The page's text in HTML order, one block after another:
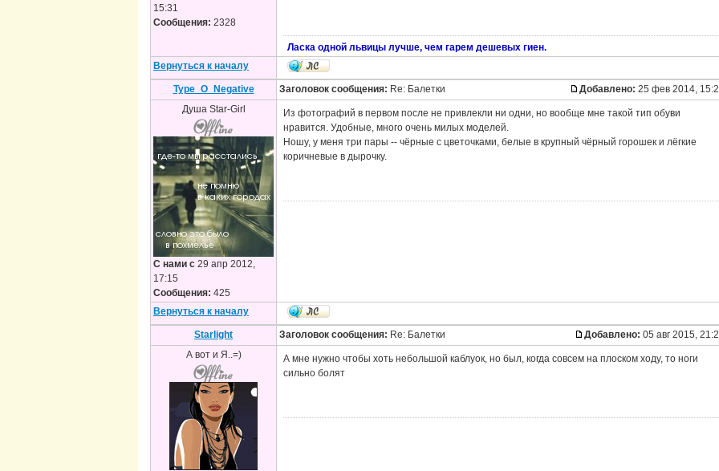
15:31
Сообщения: 2328
Ласка одной львицы лучше, чем гарем дешевых гиен.
Вернуться к началу
Type_O_Negative Заголовок сообщения: Re: Балетки Добавлено: 25 фев 2014,
Душа Star-Girl
С нами с 29 апр 2012,
17:15
Сообщения: 425
Из фотографий в первом после не привлекли ни одни, но вообще мне такой тип обуви
нравится. Удобные, много очень милых моделей.
Ношу, у меня три пары -- чёрные с цветочками, белые в крупный чёрный горошек и лёгкие
коричневые в дырочку.
Вернуться к началу
Starlight Заголовок сообщения: Re: Балетки Добавлено: 05 авг 2015,
А вот и Я..=)
А мне нужно чтобы хоть небольшой каблуок, но был, когда совсем на плоском ходу, то ноги
сильно болят